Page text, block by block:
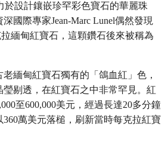
於設計鑲嵌珍罕彩色寶石的華麗珠
國際專家Jean-Marc Lunel偶然發現
緬甸紅寶石，這顆鑽石後來被稱為
緬甸紅寶石獨有的「鴿血紅」色，
剔透，在紅寶石之中非常罕見。紅
至600,000美元，經過長達20多分鐘
萬美元落槌，刷新當時每克拉紅寶